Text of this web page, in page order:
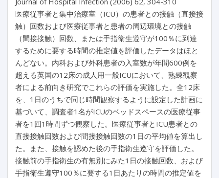
医療従事者と集中治療室（ICU）の患者との接触（直接接
触）回数および医療従事者と患者の周辺環境との接触
（間接接触）回数、または手指衛生遵守が100％に到達
するために要する時間の推定値を評価したデータはほと
んどない。内科および外科患者の入室数が年間600例を
超える英国の12床の成人用一般ICUにおいて、熟練観察
者による前向き研究でこれらの評価を実施した。全12床
を、1日のうちで同じ時間観察するように設定した計画に
基づいて、調査者1名がICUのベッドスペースの医療従事
者を1回1時間ずつ観察した。医療従事者とICU患者との
直接接触回数および間接接触回数の1日の平均値を算出し
た。また、接触を認めた後の手指衛生遵守を評価した。
接触前の手指衛生の有無別にみた1日の接触回数、および
手指衛生遵守100％に要する1日あたりの時間の推定値を